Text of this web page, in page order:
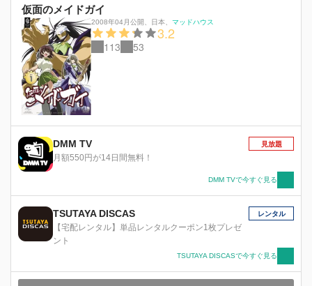
仮面のメイドガイ
2008年04月公開 日本 マッドハウス
3.2
113 53
DMM TV
月額550円が14日間無料！
見放題
DMM TVで今すぐ見る
TSUTAYA DISCAS
【宅配レンタル】単品レンタルクーポン1枚プレゼ
ント
レンタル
TSUTAYA DISCASで今すぐ見る